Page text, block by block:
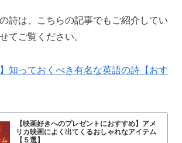
詩は、こちらの記事でもご紹介してい
てご覧ください。
知っておくべき有名な英語の詩【おす
【映画好きへのプレゼントにおすすめ】アメ
リカ映画によく出てくるおしゃれなアイテム
【５選】